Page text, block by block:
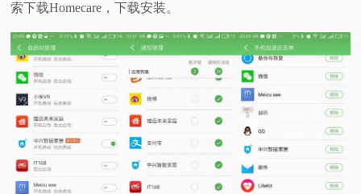
索下载Homecare，下载安装。